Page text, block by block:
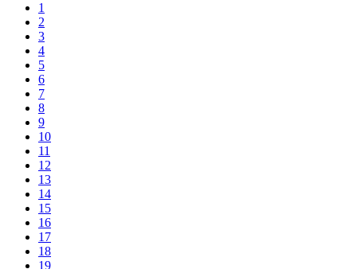
1
2
3
4
5
6
7
8
9
10
11
12
13
14
15
16
17
18
19